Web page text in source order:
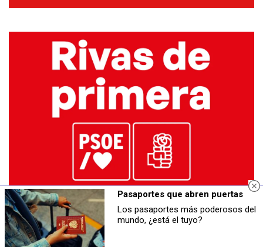
Pasaportes que abren puertas
Los pasaportes más poderosos del
mundo, ¿está el tuyo?